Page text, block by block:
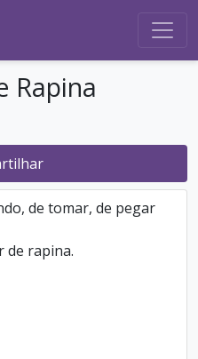
Rapina
de tomar, de pegar
de rapina.